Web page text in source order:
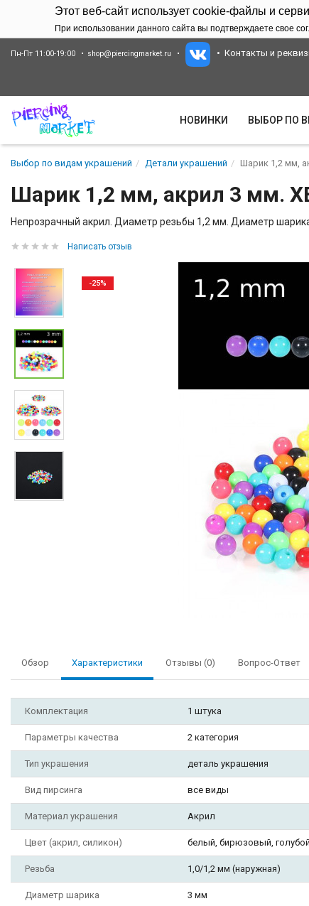
Этот веб-сайт использует cookie-файлы и
При использовании данного сайта вы подтверждаете свое
Пн-Пт 11:00-19:00 shop@piercingmarket.ru Контакты и
НОВИНКИ ВЫБОР ПО
Выбор по видам украшений Детали украшений Шарик 1,2 мм,
Шарик 1,2 мм, акрил 3 мм.
Непрозрачный акрил. Диаметр резьбы 1,2 мм. Диаметр
Написать отзыв
-25%
Обзор Характеристики Отзывы (0) Вопрос-Ответ
Комплектация 1 штука
Параметры качества 2 категория
Тип украшения деталь украшения
Вид пирсинга все виды
Материал украшения Акрил
Цвет (акрил, силикон) белый, бирюзовый,
Резьба 1,0/1,2 мм (наружная)
Диаметр шарика 3 мм